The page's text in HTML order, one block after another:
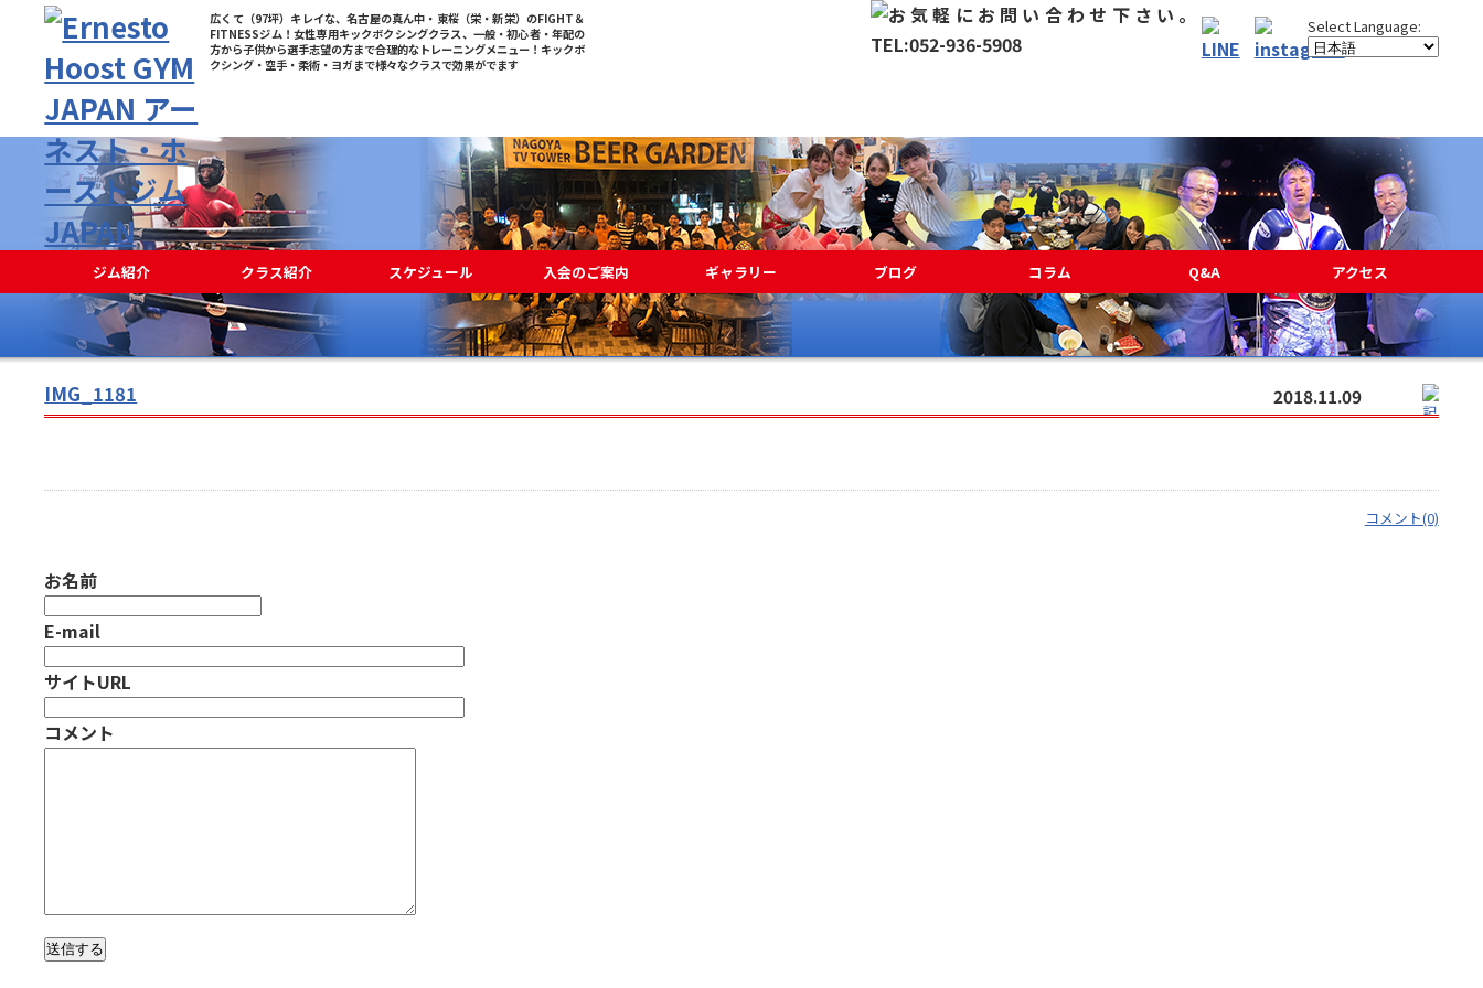
広くて（97坪）キレイな、名古屋の真ん中・東桜（栄・新栄）のFIGHT＆
FITNESSジム！女性専用キックボクシングクラス、一般・初心者・年配の
方から子供から選手志望の方まで合理的なトレーニングメニュー！キックボ
クシング・空手・柔術・ヨガまで様々なクラスで効果がでます
ジム紹介 クラス紹介 スケジュール 入会のご案内 ギャラリー ブログ コラム Q&A アクセス
IMG_1181 2018.11.09
コメント(0)
お名前
E-mail
サイトURL
コメント